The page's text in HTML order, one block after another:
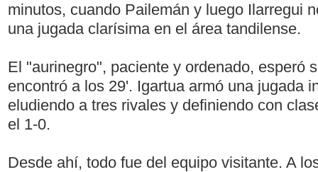
minutos, cuando Pailemán y luego Ilarregui
una jugada clarísima en el área tandilense.
El "aurinegro", paciente y ordenado, esperó
encontró a los 29'. Igartua armó una jugada
eludiendo a tres rivales y definiendo con
el 1-0.
Desde ahí, todo fue del equipo visitante. A